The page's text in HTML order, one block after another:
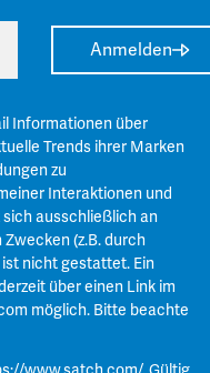
Anmelden
Informationen über
Trends ihrer Marken
zu
Interaktionen und
ausschließlich an
(z.B. durch
nicht gestattet. Ein
über einen Link im
möglich. Bitte beachte